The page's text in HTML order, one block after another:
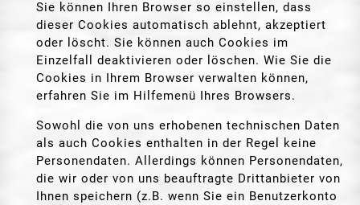
Sie können Ihren Browser so einstellen, dass
dieser Cookies automatisch ablehnt, akzeptiert
oder löscht. Sie können auch Cookies im
Einzelfall deaktivieren oder löschen. Wie Sie die
Cookies in Ihrem Browser verwalten können,
erfahren Sie im Hilfemenü Ihres Browsers.
Sowohl die von uns erhobenen technischen Daten
als auch Cookies enthalten in der Regel keine
Personendaten. Allerdings können Personendaten,
die wir oder von uns beauftragte Drittanbieter von
Ihnen speichern (z.B. wenn Sie ein Benutzerkonto